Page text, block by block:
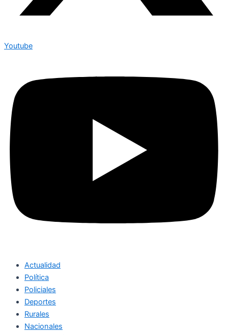
Youtube
Actualidad
Política
Policiales
Deportes
Rurales
Nacionales